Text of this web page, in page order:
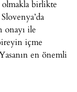
olmakla birlikte
onayı ile
içme
en önemli